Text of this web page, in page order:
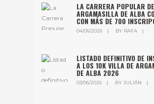
LA CARRERA POPULAR DE
ARGAMASILLA DE ALBA
CON MÁS DE 700
04/06/2026 BY RAFA
LISTADO DEFINITIVO DE
A LOS 10K VILLA DE
DE ALBA 2026
03/06/2026 BY JULIÁN